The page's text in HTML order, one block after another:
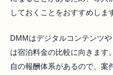
しておくことをおすすめしま
DMMはデジタルコンテンツ
は宿泊料金の比較に向きます
自の報酬体系があるので、案